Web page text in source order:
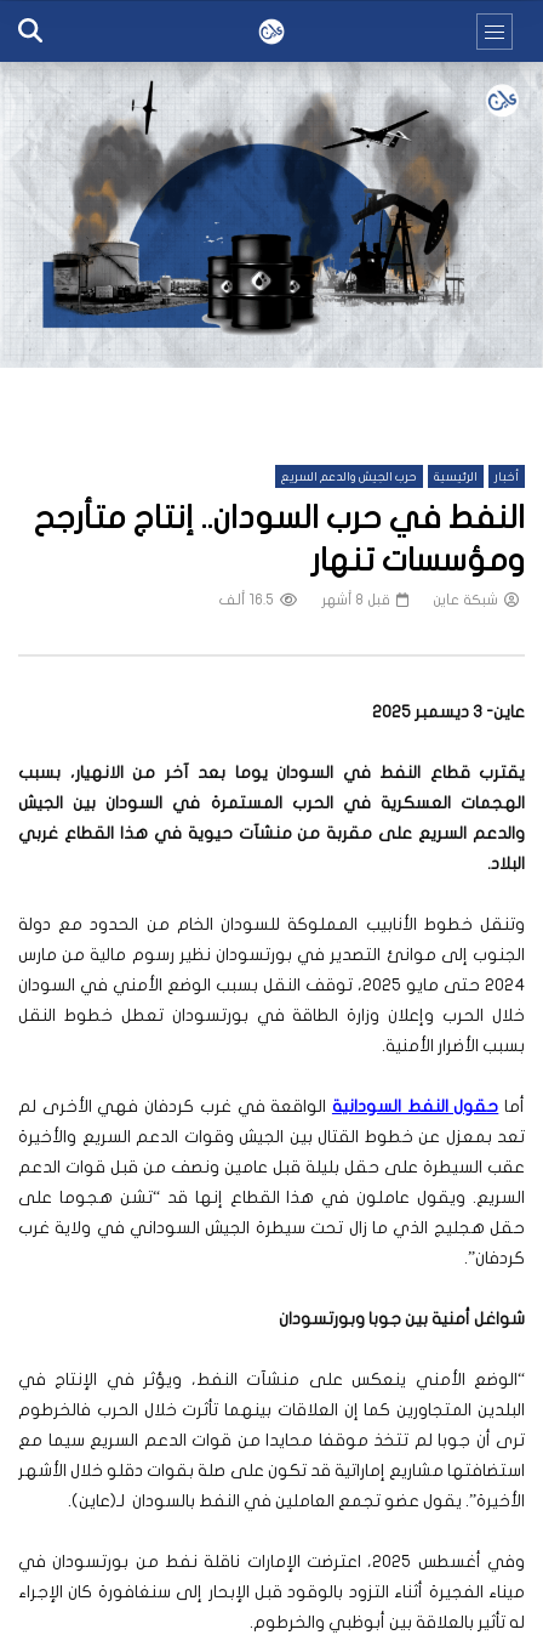
أخبار الرئيسية حرب الجيش والدعم السريع
النفط في حرب السودان.. إنتاج متأرجح
ومؤسسات تنهار
شبكة عاين قبل 8 أشهر 16.5 ألف
عاين- 3 ديسمبر 2025
يقترب قطاع النفط في السودان يوما بعد آخر من الانهيار، بسبب
الهجمات العسكرية في الحرب المستمرة في السودان بين الجيش
والدعم السريع على مقربة من منشآت حيوية في هذا القطاع غربي
البلاد.
وتنقل خطوط الأنابيب المملوكة للسودان الخام من الحدود مع دولة
الجنوب إلى موانئ التصدير في بورتسودان نظير رسوم مالية من مارس
2024 حتى مايو 2025، توقف النقل بسبب الوضع الأمني في السودان
خلال الحرب وإعلان وزارة الطاقة في بورتسودان تعطل خطوط النقل
بسبب الأضرار الأمنية.
أما حقول النفط السودانية الواقعة في غرب كردفان فهي الأخرى لم
تعد بمعزل عن خطوط القتال بين الجيش وقوات الدعم السريع والأخيرة
عقب السيطرة على حقل بليلة قبل عامين ونصف من قبل قوات الدعم
السريع. ويقول عاملون في هذا القطاع إنها قد “تشن هجوما على
حقل هجليج الذي ما زال تحت سيطرة الجيش السوداني في ولاية غرب
كردفان”.
شواغل أمنية بين جوبا وبورتسودان
“الوضع الأمني ينعكس على منشآت النفط، ويؤثر في الإنتاج في
البلدين المتجاورين كما إن العلاقات بينهما تأثرت خلال الحرب فالخرطوم
ترى أن جوبا لم تتخذ موقفا محايدا من قوات الدعم السريع سيما مع
استضافتها مشاريع إماراتية قد تكون على صلة بقوات دقلو خلال الأشهر
الأخيرة”. يقول عضو تجمع العاملين في النفط بالسودان لـ(عاين).
وفي أغسطس 2025، اعترضت الإمارات ناقلة نفط من بورتسودان في
ميناء الفجيرة أثناء التزود بالوقود قبل الإبحار إلى سنغافورة كان الإجراء
له تأثير بالعلاقة بين أبوظبي والخرطوم.